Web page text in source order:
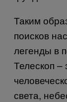
Таким
поисков
легенды в
Телескоп
света,